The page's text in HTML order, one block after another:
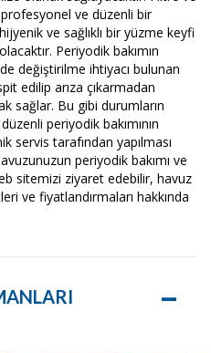
ve düzenli bir
ve sağlıklı bir yüzme keyfi
Periyodik bakımın
değiştirilme ihtiyacı bulunan
edilip arıza çıkarmadan
sağlar. Bu gibi durumların
periyodik bakımının
servis tarafından yapılması
periyodik bakımı ve
sitemizi ziyaret edebilir, havuz
ve fiyatlandırmaları hakkında
–